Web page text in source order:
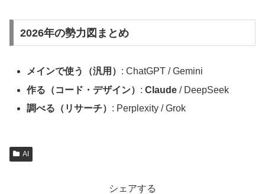
2026年の勢力図まとめ
メインで使う（汎用） : ChatGPT / Gemini
作る（コード・デザイン） :Claude / DeepSeek
調べる（リサーチ） : Perplexity / Grok
AI
シェアする